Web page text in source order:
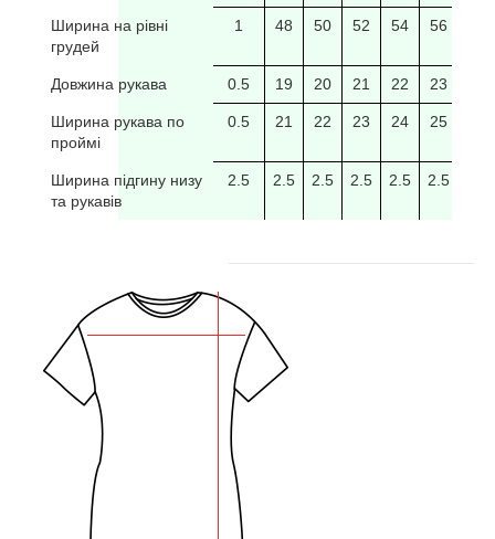
Ширина на рівні
грудей
1 48 50 52 54 56
Довжина рукава 0.5 19 20 21 22 23
Ширина рукава по
проймі
0.5 21 22 23 24 25
Ширина підгину низу
та рукавів
2.5 2.5 2.5 2.5 2.5 2.5